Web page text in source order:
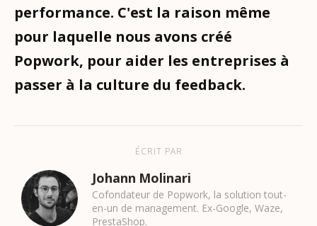
performance. C'est la raison même
pour laquelle nous avons créé
Popwork, pour aider les entreprises à
passer à la culture du feedback.
ÉCRIT PAR
Johann Molinari
Cofondateur de Popwork, la solution tout-
en-un de management. Ex-Google, Waze,
PrestaShop.